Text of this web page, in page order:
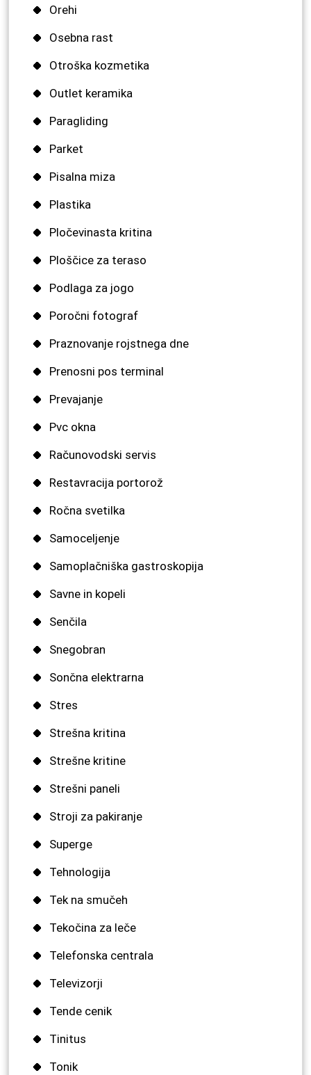
Orehi
Osebna rast
Otroška kozmetika
Outlet keramika
Paragliding
Parket
Pisalna miza
Plastika
Pločevinasta kritina
Ploščice za teraso
Podlaga za jogo
Poročni fotograf
Praznovanje rojstnega dne
Prenosni pos terminal
Prevajanje
Pvc okna
Računovodski servis
Restavracija portorož
Ročna svetilka
Samoceljenje
Samoplačniška gastroskopija
Savne in kopeli
Senčila
Snegobran
Sončna elektrarna
Stres
Strešna kritina
Strešne kritine
Strešni paneli
Stroji za pakiranje
Superge
Tehnologija
Tek na smučeh
Tekočina za leče
Telefonska centrala
Televizorji
Tende cenik
Tinitus
Tonik